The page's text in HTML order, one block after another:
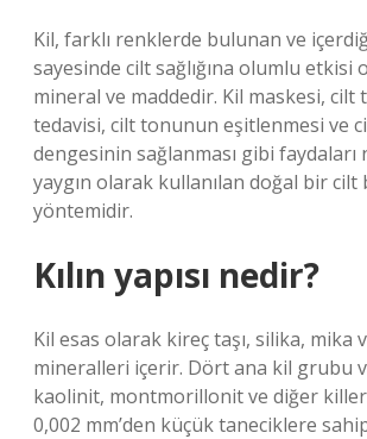
Kil, farklı renklerde bulunan ve
sayesinde cilt sağlığına olumlu etkisi
mineral ve maddedir. Kil maskesi, cilt
tedavisi, cilt tonunun eşitlenmesi ve
dengesinin sağlanması gibi faydaları
yaygın olarak kullanılan doğal bir cilt
yöntemidir.
Kılın yapısı nedir?
Kil esas olarak kireç taşı, silika, mika
mineralleri içerir. Dört ana kil grubu
kaolinit, montmorillonit ve diğer
0,002 mm’den küçük taneciklere